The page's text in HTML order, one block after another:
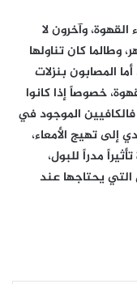
وآخرون لا
كان تناولها
المصابون بنزلات
خصوصاً إذا كانوا
الموجود في
إلى تهيج الأمعاء،
مدراً للبول،
يحتاجها عند